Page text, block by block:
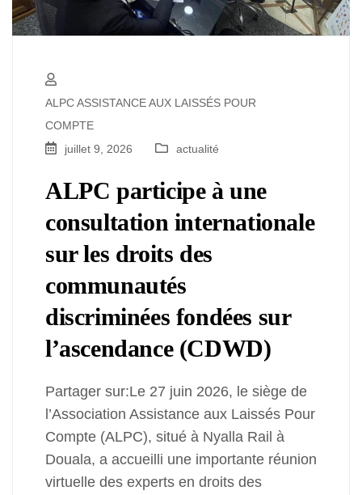
ALPC ASSISTANCE AUX LAISSÉS POUR
COMPTE
juillet 9, 2026
actualité
ALPC participe à une
consultation internationale
sur les droits des
communautés
discriminées fondées sur
l’ascendance (CDWD)
Partager sur:Le 27 juin 2026, le siège de
l’Association Assistance aux Laissés Pour
Compte (ALPC), situé à Nyalla Rail à
Douala, a accueilli une importante réunion
virtuelle des experts en droits des